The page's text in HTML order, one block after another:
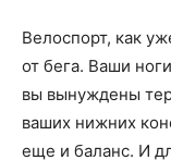
Велоспорт, как
от бега. Ваши
вы вынуждены
ваших нижних
еще и баланс. И